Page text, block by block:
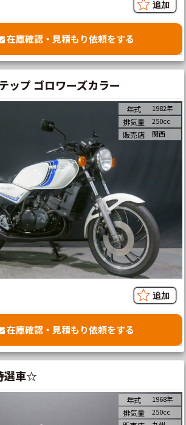
在庫確認・見積もり依頼をする
ップ ゴロワーズカラー
年式 1982年
排気量 250cc
販売店 関西
在庫確認・見積もり依頼をする
選車☆
年式 1968年
排気量 250cc